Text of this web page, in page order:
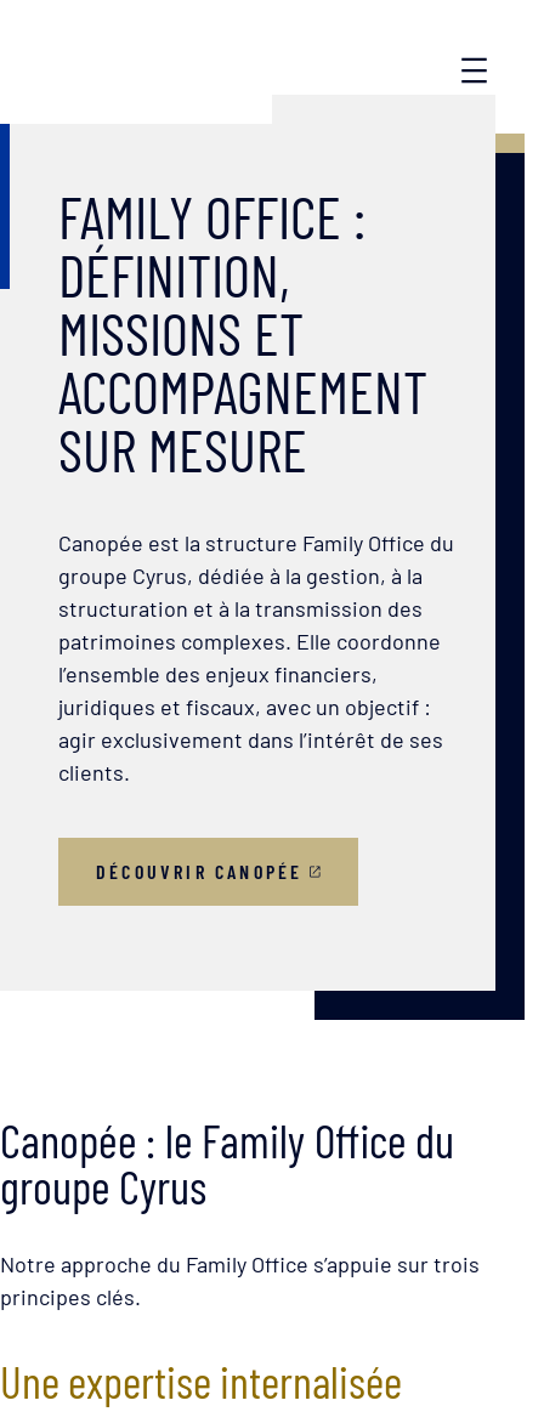
FAMILY OFFICE :
DÉFINITION,
MISSIONS ET
ACCOMPAGNEMENT
SUR MESURE
Canopée est la structure Family Office du
groupe Cyrus, dédiée à la gestion, à la
structuration et à la transmission des
patrimoines complexes. Elle coordonne
l’ensemble des enjeux financiers,
juridiques et fiscaux, avec un objectif :
agir exclusivement dans l’intérêt de ses
clients.
DÉCOUVRIR CANOPÉE
Canopée : le Family Office du
groupe Cyrus
Notre approche du Family Office s’appuie sur trois
principes clés.
Une expertise internalisée